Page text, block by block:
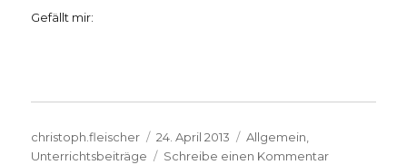
Gefällt mir:
Autor
christoph.fleischer
Veröffentlicht
am
24. April 2013 Kategorien
Allgemein
Unterrichtsbeiträge
Schreibe einen Kommentarzu